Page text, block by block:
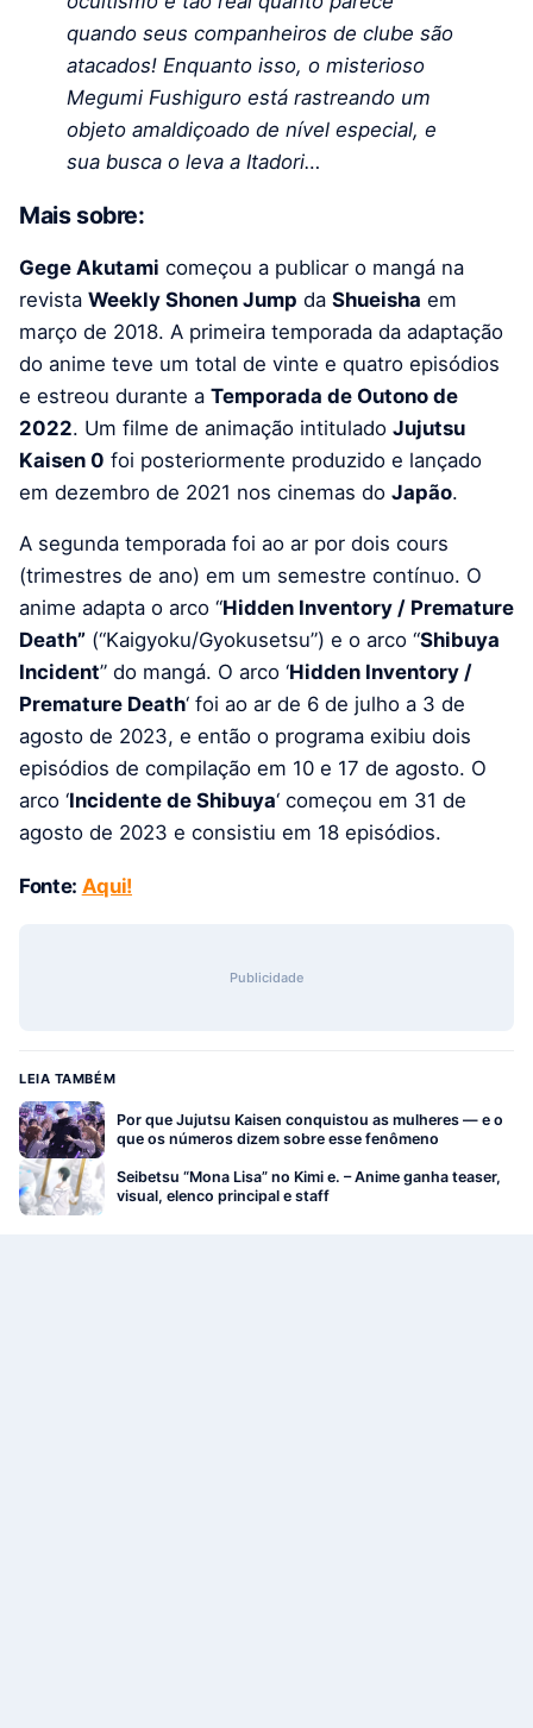
quando seus companheiros de clube são
atacados! Enquanto isso, o misterioso
Megumi Fushiguro está rastreando um
objeto amaldiçoado de nível especial, e
sua busca o leva a Itadori…
Mais sobre:
Gege Akutami começou a publicar o mangá na
revista Weekly Shonen Jump da Shueisha em
março de 2018. A primeira temporada da adaptação
do anime teve um total de vinte e quatro episódios
e estreou durante a Temporada de Outono de
2022. Um filme de animação intitulado Jujutsu
Kaisen 0 foi posteriormente produzido e lançado
em dezembro de 2021 nos cinemas do Japão.
A segunda temporada foi ao ar por dois cours
(trimestres de ano) em um semestre contínuo. O
anime adapta o arco “Hidden Inventory / Premature
Death” (“Kaigyoku/Gyokusetsu”) e o arco “Shibuya
Incident” do mangá. O arco ‘Hidden Inventory /
Premature Death‘ foi ao ar de 6 de julho a 3 de
agosto de 2023, e então o programa exibiu dois
episódios de compilação em 10 e 17 de agosto. O
arco ‘Incidente de Shibuya‘ começou em 31 de
agosto de 2023 e consistiu em 18 episódios.
Fonte: Aqui!
Publicidade
LEIA TAMBÉM
Por que Jujutsu Kaisen conquistou as mulheres — e o
que os números dizem sobre esse fenômeno
Seibetsu “Mona Lisa” no Kimi e. – Anime ganha teaser,
visual, elenco principal e staff